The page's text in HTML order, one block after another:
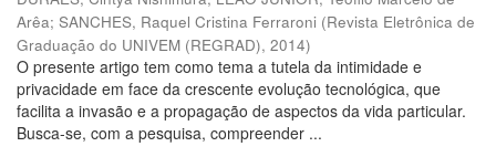
Arêa; SANCHES, Raquel Cristina Ferraroni (Revista Eletrônica de
Graduação do UNIVEM (REGRAD), 2014)
O presente artigo tem como tema a tutela da intimidade e
privacidade em face da crescente evolução tecnológica, que
facilita a invasão e a propagação de aspectos da vida particular.
Busca-se, com a pesquisa, compreender ...